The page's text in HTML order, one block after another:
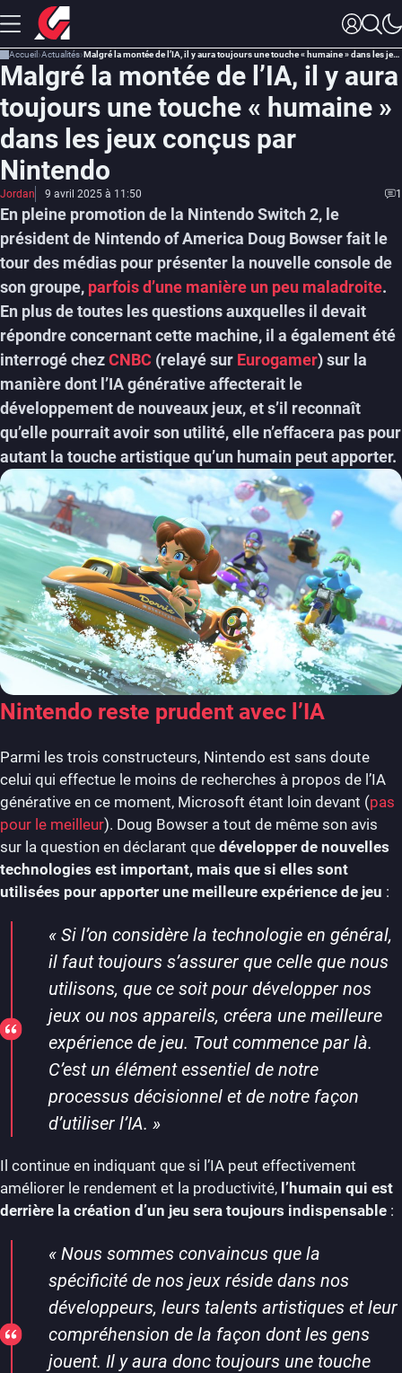
Accueil Actualités Malgré la montée de l’IA, il y aura toujours une touche « humaine » dans les jeux conçus par Nintendo
Malgré la montée de l’IA, il y aura
toujours une touche « humaine »
dans les jeux conçus par
Nintendo
Jordan 9 avril 2025 à 11:50 1
En pleine promotion de la Nintendo Switch 2, le
président de Nintendo of America Doug Bowser fait le
tour des médias pour présenter la nouvelle console de
son groupe, parfois d’une manière un peu maladroite.
En plus de toutes les questions auxquelles il devait
répondre concernant cette machine, il a également été
interrogé chezCNBC (relayé sur Eurogamer) sur la
manière dont l’IA générative affecterait le
développement de nouveaux jeux, et s’il reconnaît
qu’elle pourrait avoir son utilité, elle n’effacera pas pour
autant la touche artistique qu’un humain peut apporter.
Nintendo reste prudent avec l’IA
Parmi les trois constructeurs, Nintendo est sans doute
celui qui effectue le moins de recherches à propos de l’IA
générative en ce moment, Microsoft étant loin devant (pas
pour le meilleur). Doug Bowser a tout de même son avis
sur la question en déclarant que développer de nouvelles
technologies est important, mais que si elles sont
utilisées pour apporter une meilleure expérience de jeu :
« Si l’on considère la technologie en général,
il faut toujours s’assurer que celle que nous
utilisons, que ce soit pour développer nos
jeux ou nos appareils, créera une meilleure
expérience de jeu. Tout commence par là.
C’est un élément essentiel de notre
processus décisionnel et de notre façon
d’utiliser l’IA. »
Il continue en indiquant que si l’IA peut effectivement
améliorer le rendement et la productivité, l’humain qui est
derrière la création d’un jeu sera toujours indispensable :
« Nous sommes convaincus que la
spécificité de nos jeux réside dans nos
développeurs, leurs talents artistiques et leur
compréhension de la façon dont les gens
jouent. Il y aura donc toujours une touche